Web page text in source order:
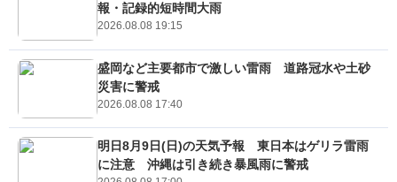
報・記録的短時間大雨
2026.08.08 19:15
盛岡など主要都市で激しい雷雨 道路冠水や土砂
災害に警戒
2026.08.08 17:40
明日8月9日(日)の天気予報 東日本はゲリラ雷雨
に注意 沖縄は引き続き暴風雨に警戒